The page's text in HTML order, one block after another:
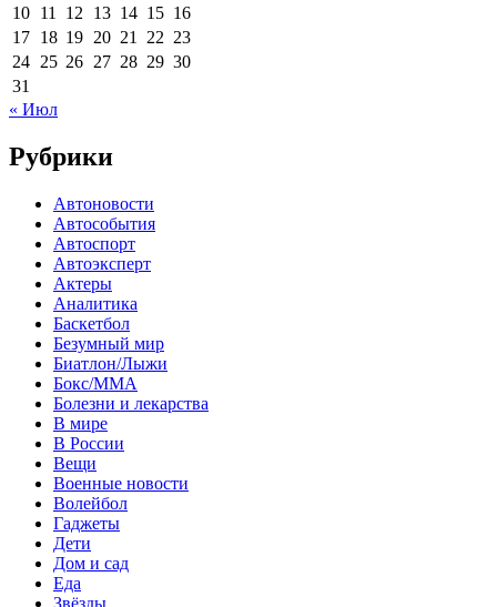
10 11 12 13 14 15 16
17 18 19 20 21 22 23
24 25 26 27 28 29 30
31
« Июл
Рубрики
Автоновости
Автособытия
Автоспорт
Автоэксперт
Актеры
Аналитика
Баскетбол
Безумный мир
Биатлон/Лыжи
Бокс/MMA
Болезни и лекарства
В мире
В России
Вещи
Военные новости
Волейбол
Гаджеты
Дети
Дом и сад
Еда
Звёзды